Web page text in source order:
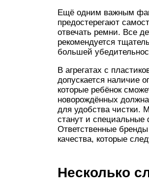
Ещё одним важным
предостерегают
отвечать ремни. Все
рекомендуется
большей
В агрегатах с
допускается наличие
которые ребёнок
новорождённых
для удобства чистки.
станут и
Ответственные
качества, которые
Несколько